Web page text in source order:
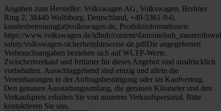
Angaben zum Hersteller: Volkswagen AG, Volkswagen, Berliner
Ring 2, 38440 Wolfsburg, Deutschland, +49-5361-9-0,
kundenbetreuung(at)volkswagen.de, Produktinformationen:
https://www.volkswagen.de/idhub/content/dam/onehub_master/
safety/volkswagen-sicherheitshinweise-de.pdfDie angegebenen
Verbrauchsangaben beziehen sich auf WLTP-Werte.
Zwischenverkauf und Irrtümer für dieses Angebot sind ausdrücklich
vorbehalten. Ausschlaggebend sind einzig und allein die
Vereinbarungen in der Auftragsbestätigung oder im Kaufvertrag.
Den genauen Ausstattungsumfang, die genauen Kilometer und den
Verkaufspreis erhalten Sie von unserem Verkaufspersonal. Bitte
kontaktieren Sie uns.